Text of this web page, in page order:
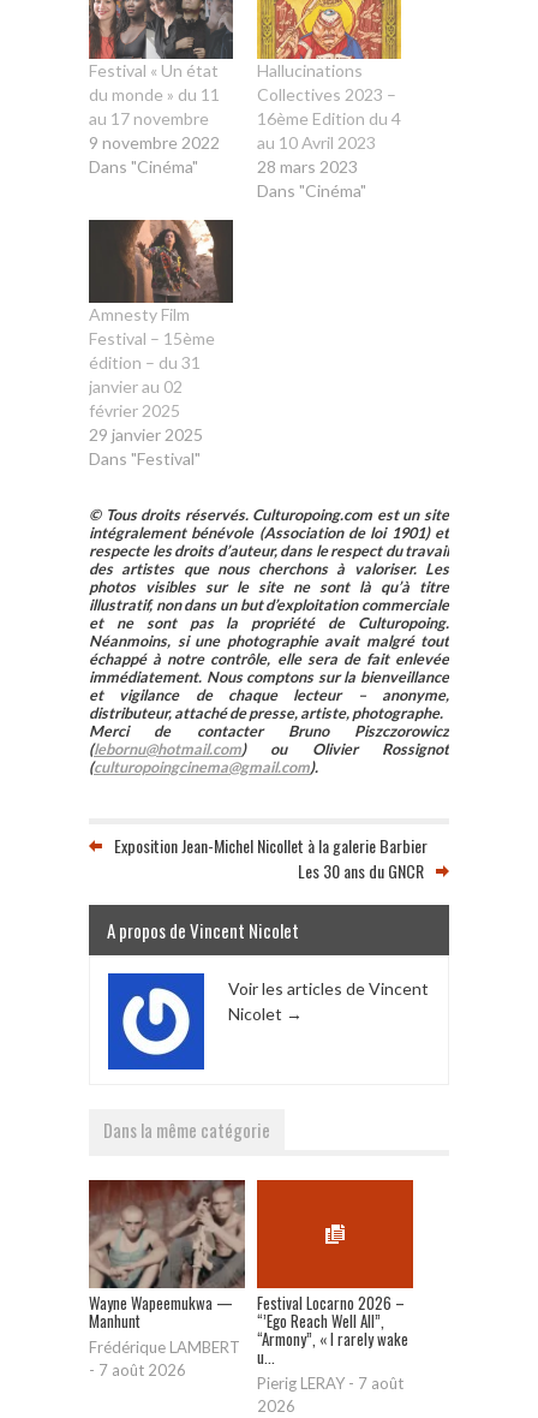
Festival « Un état
du monde » du 11
au 17 novembre
9 novembre 2022
Dans "Cinéma"
Hallucinations
Collectives 2023 –
16ème Edition du 4
au 10 Avril 2023
28 mars 2023
Dans "Cinéma"
Amnesty Film
Festival – 15ème
édition – du 31
janvier au 02
février 2025
29 janvier 2025
Dans "Festival"
© Tous droits réservés. Culturopoing.com est un site
intégralement bénévole (Association de loi 1901) et
respecte les droits d’auteur, dans le respect du travail
des artistes que nous cherchons à valoriser. Les
photos visibles sur le site ne sont là qu’à titre
illustratif, non dans un but d’exploitation commerciale
et ne sont pas la propriété de Culturopoing.
Néanmoins, si une photographie avait malgré tout
échappé à notre contrôle, elle sera de fait enlevée
immédiatement. Nous comptons sur la bienveillance
et vigilance de chaque lecteur – anonyme,
distributeur, attaché de presse, artiste, photographe.
Merci de contacter Bruno Piszczorowicz
(lebornu@hotmail.com) ou Olivier Rossignot
(culturopoingcinema@gmail.com).
Exposition Jean-Michel Nicollet à la galerie Barbier
Les 30 ans du GNCR
A propos de Vincent Nicolet
Voir les articles de Vincent
Nicolet →
Dans la même catégorie
Wayne Wapeemukwa —
Manhunt
Frédérique LAMBERT
- 7 août 2026
Festival Locarno 2026 –
“’Ego Reach Well All”,
“Armony”, « I rarely wake
u...
Pierig LERAY - 7 août
2026